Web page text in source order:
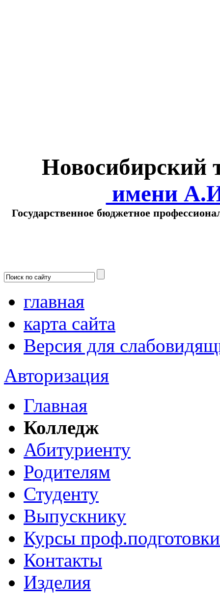
Новосибирский
имени
Государственное бюджетное
главная
карта сайта
Версия для
Авторизация
Главная
Колледж
Абитуриенту
Родителям
Студенту
Выпускнику
Курсы проф.подготовки
Контакты
Изделия